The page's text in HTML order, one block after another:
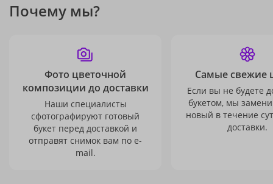
Почему мы?
Фото цветочной
композиции до доставки
Наши специалисты
сфотографируют готовый
букет перед доставкой и
отправят снимок вам по e-
mail.
Самые свежие
Если вы не будете
букетом, мы
новый в течение
доставки.